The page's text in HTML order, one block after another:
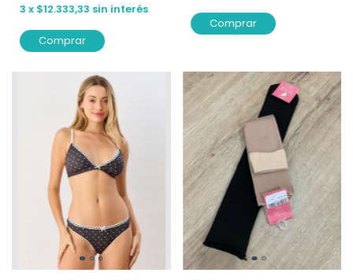
3 x $12.333,33 sin interés
Comprar
Comprar